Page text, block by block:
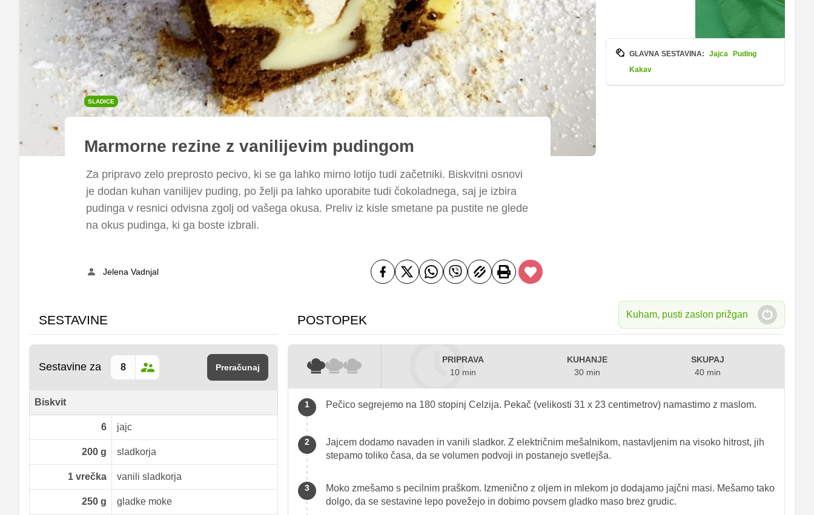
SLADICE
Marmorne rezine z vanilijevim pudingom
Za pripravo zelo preprosto pecivo, ki se ga lahko mirno lotijo tudi začetniki. Biskvitni osnovi
je dodan kuhan vanilijev puding, po želji pa lahko uporabite tudi čokoladnega, saj je izbira
pudinga v resnici odvisna zgolj od vašega okusa. Preliv iz kisle smetane pa pustite ne glede
na okus pudinga, ki ga boste izbrali.
Jelena Vadnjal
GLAVNA SESTAVINA: Jajca
Puding
Kakav
Kuham, pusti zaslon prižgan
SESTAVINE
Sestavine za Preračunaj
Biskvit
6 jajc
200 g sladkorja
1 vrečka vanili sladkorja
250 g gladke moke
POSTOPEK
PRIPRAVA
10 min
KUHANJE
30 min
SKUPAJ
40 min
Pečico segrejemo na 180 stopinj Celzija. Pekač (velikosti 31 x 23 centimetrov) namastimo z maslom.
Jajcem dodamo navaden in vanili sladkor. Z električnim mešalnikom, nastavljenim na visoko hitrost, jih
stepamo toliko časa, da se volumen podvoji in postanejo svetlejša.
Moko zmešamo s pecilnim praškom. Izmenično z oljem in mlekom jo dodajamo jajčni masi. Mešamo tako
dolgo, da se sestavine lepo povežejo in dobimo povsem gladko maso brez grudic.